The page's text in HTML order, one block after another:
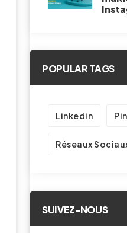
POPULAR TAGS
Linkedin
Réseaux
SUIVEZ-NOUS